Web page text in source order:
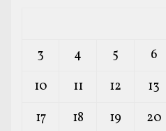
3
4 5 6
10
11 12 13
17
18 19 20